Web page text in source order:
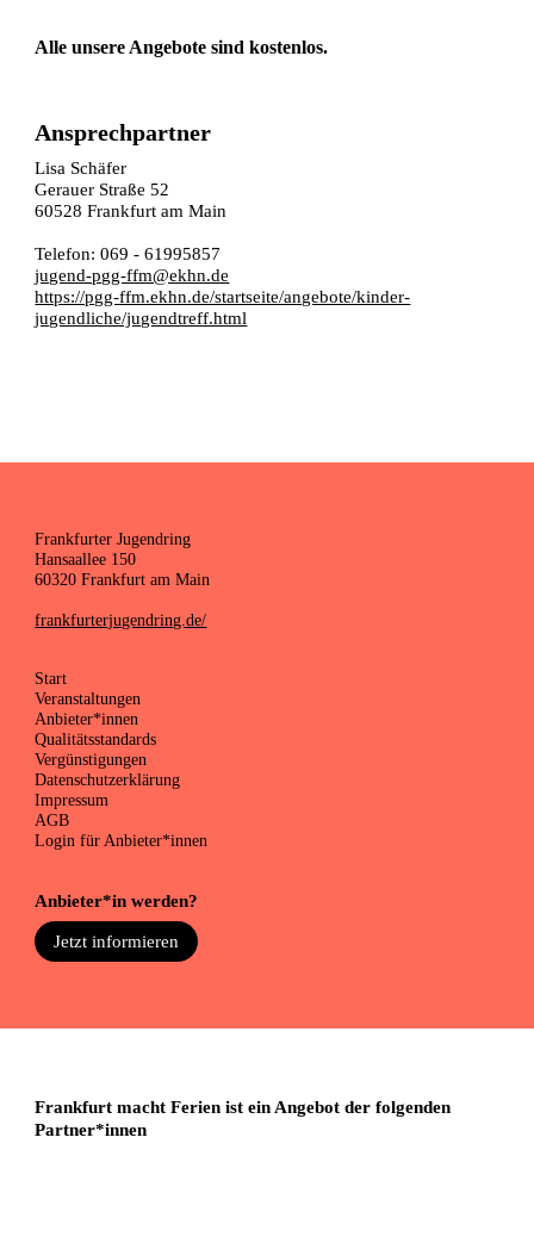
Alle unsere Angebote sind kostenlos.
Ansprechpartner
Lisa Schäfer
Gerauer Straße 52
60528 Frankfurt am Main
Telefon: 069 - 61995857
jugend-pgg-ffm@ekhn.de
https://pgg-ffm.ekhn.de/startseite/angebote/kinder-
jugendliche/jugendtreff.html
Frankfurter Jugendring
Hansaallee 150
60320 Frankfurt am Main
frankfurterjugendring.de/
Start
Veranstaltungen
Anbieter*innen
Qualitätsstandards
Vergünstigungen
Datenschutzerklärung
Impressum
AGB
Login für Anbieter*innen
Anbieter*in werden?
Jetzt informieren
Frankfurt macht Ferien ist ein Angebot der folgenden
Partner*innen